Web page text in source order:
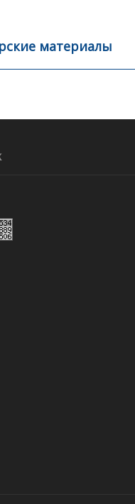
er l
а
в
ть
материалы